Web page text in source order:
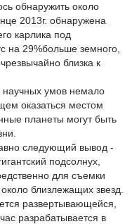
обнаружить около
2013г. обнаружена
карлика под
на 29%больше земного,
близка к
умов немало
оказаться местом
планеты могут быть
следующий вывод -
подсолнух,
для съемки
близлежащих звезд.
развертывающейся,
разрабатывается в